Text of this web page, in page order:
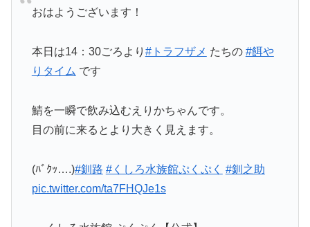
おはようございます！
本日は14：30ごろより #トラフザメ たちの #餌や
りタイム です
鯖を一瞬で飲み込むえりかちゃんです。
目の前に来るとより大きく見えます。
(ﾊﾞｸｯ….)#釧路 #くしろ水族館ぷくぷく #釧之助
pic.twitter.com/ta7FHQJe1s